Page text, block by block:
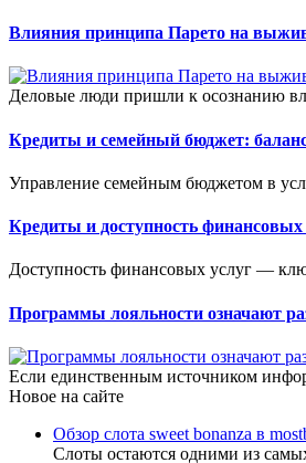
Влияния принципа Парето на
Деловые люди пришли к осознанию
Кредиты и семейный бюджет: баланс
Управление семейным бюджетом в
Кредиты и доступность финансовых
Доступность финансовых услуг —
Программы лояльности означают
Если единственным источником
Новое на сайте
Обзор слота sweet bonanza в
Слоты остаются одними из